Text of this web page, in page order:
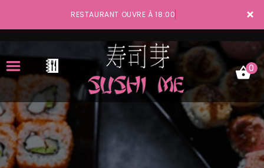
×
RESTAURANT OUVRE À 18:00
ACCUEIL
LA CARTE
0